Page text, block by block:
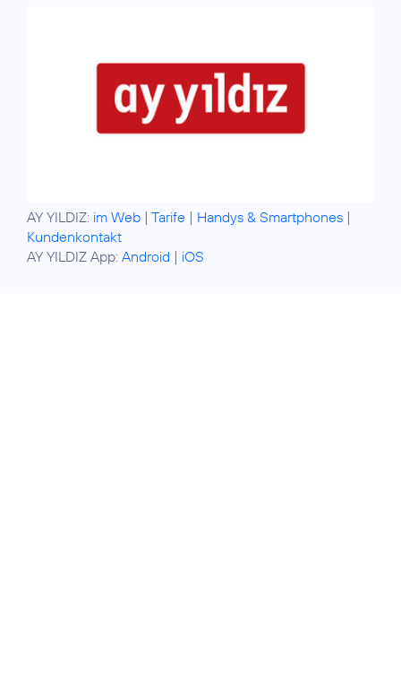
AY YILDIZ: im Web | Tarife | Handys & Smartphones |
Kundenkontakt
AY YILDIZ App: Android | iOS